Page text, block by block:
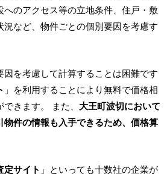
へのアクセス等の立地条件、住戸・敷
など、物件ごとの個別要因を考慮す
を考慮して計算することは困難です
」を利用することにより無料で価格相
きます。 また、 大王町波切において
件の情報も入手できるため、価格算
定サイト 」といっても十数社の企業が